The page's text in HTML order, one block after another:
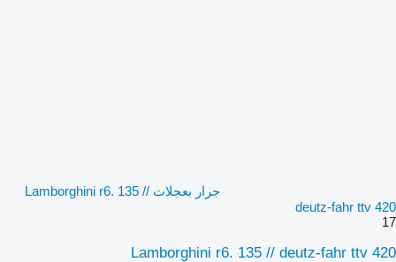
جرار بعجلات Lamborghini r6. 135 //
deutz-fahr ttv 420
17
Lamborghini r6. 135 // deutz-fahr ttv 420